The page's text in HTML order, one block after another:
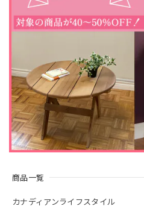
商品一覧
カナディアンライフスタイル
っていましたが、納品された物
た。元々購入を予定していたも
て良かったです。商品の発送も
この度はご購入いただ
いました。 当店でのお
ましたこと、大変嬉し
何卒よろしくお願いい